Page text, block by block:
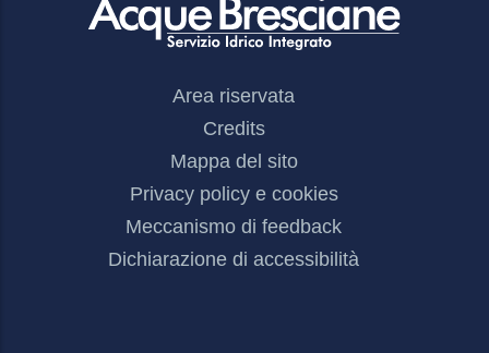
Area riservata
Credits
Mappa del sito
Privacy policy e cookies
Meccanismo di feedback
Dichiarazione di accessibilità